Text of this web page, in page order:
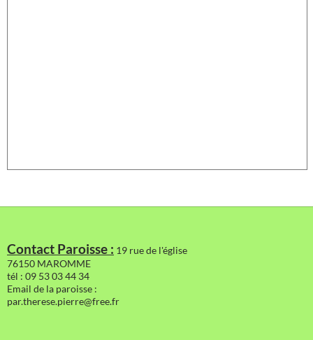
Contact Paroisse : 19 rue de l'église
76150 MAROMME
tél : 09 53 03 44 34
Email de la paroisse :
par.therese.pierre@free.fr